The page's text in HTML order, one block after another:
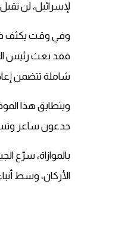
لإسرائيل، لن
وفي وقت يكثف فيه
فقد بعث رئيس
شاملة تتضمن
ويتطابق هذا
جدعون ساعر
بالموازاة، سرّع
الأركان، وسط